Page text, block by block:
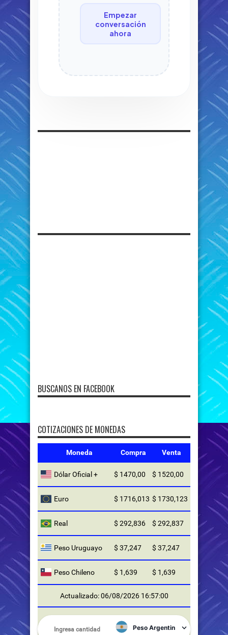
Empezar
conversación
ahora
BUSCANOS EN FACEBOOK
COTIZACIONES DE MONEDAS
Moneda Compra Venta
Dólar Oficial + $ 1470,00 $ 1520,00
Euro $ 1716,013 $ 1730,123
Real $ 292,836 $ 292,837
Peso Uruguayo $ 37,247 $ 37,247
Peso Chileno $ 1,639 $ 1,639
Actualizado: 06/08/2026 16:57:00